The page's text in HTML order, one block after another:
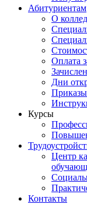
Абитуриентам
О
Оплата
Дни
Приказы
Курсы
Центр
Контакты